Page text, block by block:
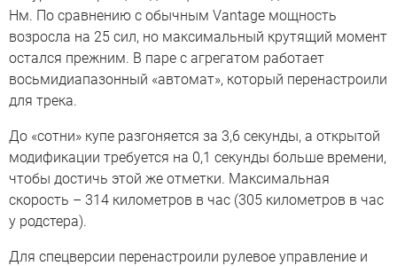
Нм. По сравнению с обычным Vantage мощность
возросла на 25 сил, но максимальный крутящий момент
остался прежним. В паре с агрегатом работает
восьмидиапазонный «автомат», который перенастроили
для трека.
До «сотни» купе разгоняется за 3,6 секунды, а открытой
модификации требуется на 0,1 секунды больше времени,
чтобы достичь этой же отметки. Максимальная
скорость – 314 километров в час (305 километров в час
у родстера).
Для спецверсии перенастроили рулевое управление и